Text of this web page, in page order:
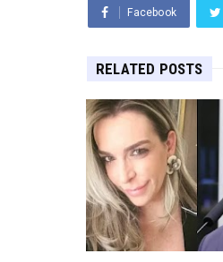
Facebook
RELATED POSTS